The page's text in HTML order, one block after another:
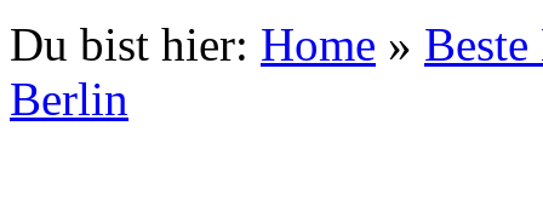
Du bist hier: Home »
Berlin